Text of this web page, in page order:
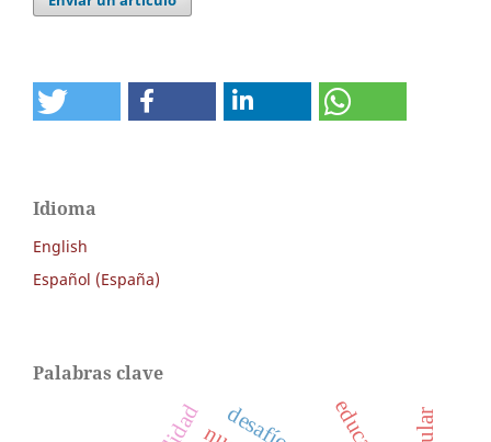
Idioma
English
Español (España)
Palabras clave